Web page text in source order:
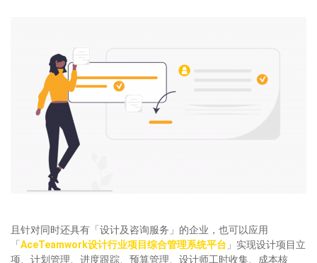
且针对同时还具有「设计及咨询服务」的企业，也可以应用
「 AceTeamwork设计行业项目综合管理系统平台 」实现设计项目立
项、计划管理、进度跟踪、预算管理、设计师工时收集、成本核